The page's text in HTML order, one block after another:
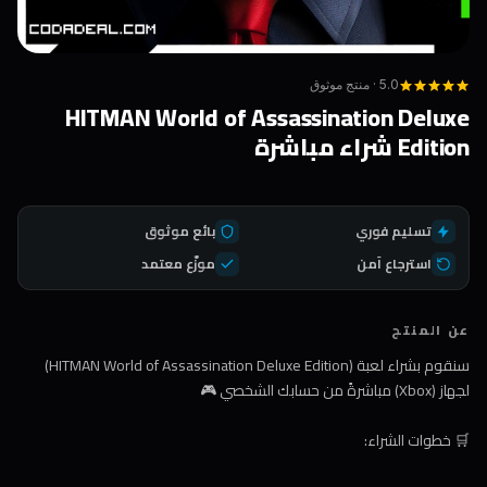
5.0 · منتج موثوق
HITMAN World of Assassination Deluxe
Edition شراء مباشرة
تسليم فوري
بائع موثوق
استرجاع آمن
موزّع معتمد
عن المنتج
سنقوم بشراء لعبة (HITMAN World of Assassination Deluxe Edition)
لجهاز (Xbox) مباشرةً من حسابك الشخصي 🎮
🛒 خطوات الشراء: